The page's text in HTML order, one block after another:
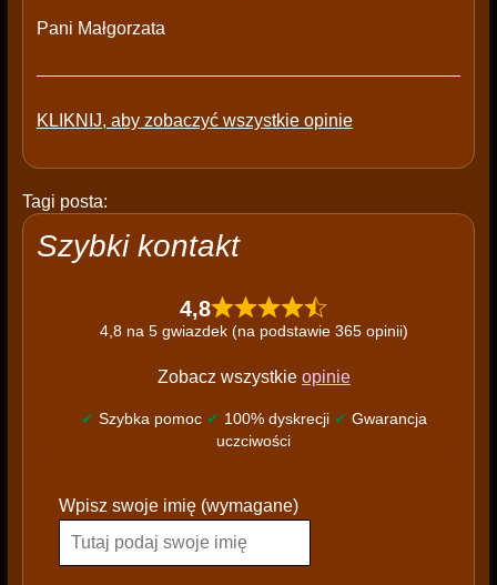
Pani Małgorzata
KLIKNIJ, aby zobaczyć wszystkie opinie
Tagi posta:
Szybki kontakt
4,8
4,8 na 5 gwiazdek (na podstawie 365 opinii)
Zobacz wszystkie opinie
✔ Szybka pomoc ✔ 100% dyskrecji ✔ Gwarancja
uczciwości
l
a
Wpisz swoje imię (wymagane)